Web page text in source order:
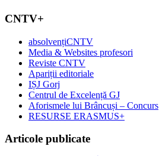
CNTV+
absolvențiCNTV
Media & Websites profesori
Reviste CNTV
Apariții editoriale
IȘJ Gorj
Centrul de Excelență GJ
Aforismele lui Brâncuși – Concurs
RESURSE ERASMUS+
Articole publicate